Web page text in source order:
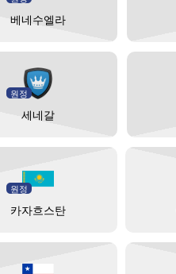
베네수엘라
원정
세네갈
원정
카자흐스탄